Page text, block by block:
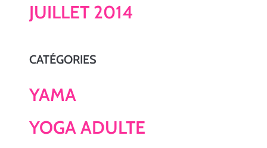
JUILLET 2014
CATÉGORIES
YAMA
YOGA ADULTE